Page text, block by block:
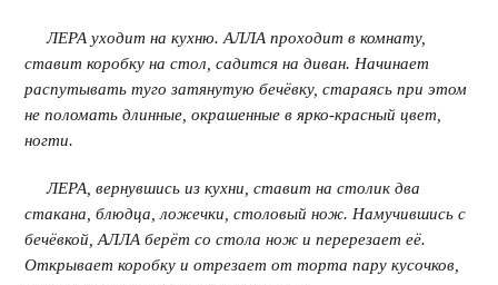
ЛЕРА уходит на кухню. АЛЛА проходит в комнату,
ставит коробку на стол, садится на диван. Начинает
распутывать туго затянутую бечёвку, стараясь при этом
не поломать длинные, окрашенные в ярко-красный цвет,
ногти.
ЛЕРА, вернувшись из кухни, ставит на столик два
стакана, блюдца, ложечки, столовый нож. Намучившись с
бечёвкой, АЛЛА берёт со стола нож и перерезает её.
Открывает коробку и отрезает от торта пару кусочков,